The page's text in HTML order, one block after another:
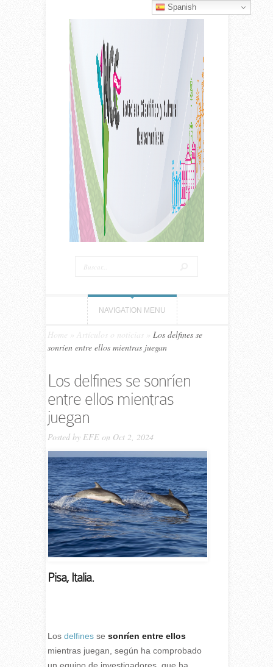
NAVIGATION MENU
Home Artículos o noticias
Los delfines se
sonríen entre ellos mientras juegan
Los delfines se sonríen
entre ellos mientras
juegan
Posted by EFEon Oct 2, 2024
Pisa, Italia.
Los delfinesse sonríen entre ellos
mientras juegan, según ha comprobado
Spanish